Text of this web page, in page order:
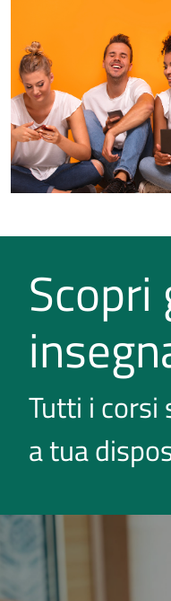
Scopri
Tutti i corsi
a tua